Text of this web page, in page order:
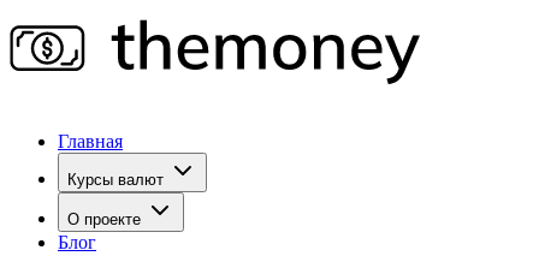
Главная
Курсы валют
О проекте
Блог